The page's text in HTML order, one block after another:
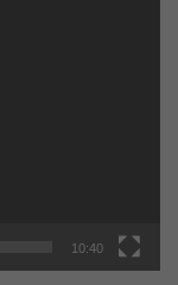
10:40